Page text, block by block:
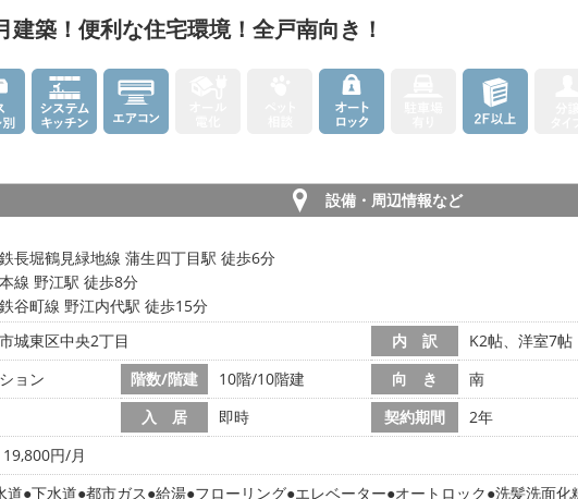
建築！便利な住宅環境！全戸南向き！
設備・周辺情報など
長堀鶴見緑地線 蒲生四丁目駅 徒歩6分
線 野江駅 徒歩8分
谷町線 野江内代駅 徒歩15分
城東区中央2丁目 内 訳
K2帖、洋室7帖
ョン 階数/階建 10階/10階建 向 き 南
入 居 即時 契約期間 2年
円/月
道 下水道 都市ガス 給湯 フローリング エレベーター オートロック 洗髪洗面化